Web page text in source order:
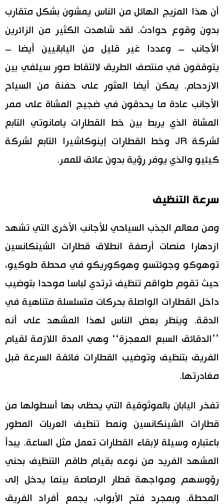
أن هذا المزيج الهائل من الناس يمشون بشكل متقارب
بدون وقوع حوادث. لقد شاهدت الكثير من الزائرين
الأجانب – وعددا غير قليل من اليابانيين أيضا –
يتوقفون في منتصف الطريق لالتقاط صور سيلفي بين
الازدحام. يمكن أيضا العثور على حفنة من السياح
الأجانب عادة ما يحدقون في ضجيج المشاة على ممر
المشاة الذي يربط بين خط القطارات يامانوتي التابع
لشركة JR وخط القطارات إينوكاشيرا التابع لشركة
كيئيو والذي يوفر رؤية بدون عائق للممر.
سرعة التنظيف
ومن معالم الجذب السياحي للأجانب الأخرى التي تشهد
ازدهارا منصات أرصفة انطلاق قطارات الشينكانسين
توهوكو وجوئتسو وهوكوريكو في محطة طوكيو،
حيث تقوم طواقم تنظيف ترتدي لباسا موحدا بتوضيب
داخل القطارات الواصلة بحركات متسلسلة متناهية في
الدقة. وينظر بعض الناس لهذا المشهد على أنه
’’الدقائق السبع المعجزة‘‘ وهي المدة اللازمة لقيام
الفريق بتنظيف وتوضيب القطارات فائقة السرعة قبل
مغادرتها.
تفخر اليابان بالموثوقية التي يحظى بها أسطولها من
قطارات الشينكانسين ونمط تنظيف العربات المطور
باعتباره وسيلة لإبقاء القطارات تعمل مثل الساعة. يبدأ
المشهد الفريد من نوعه بقيام طاقم التنظيف بحني
رؤوسهم ومواجهة قطار الرصاصة بينما يدخل إلى
المحطة. وبمجرد فتح الأبواب، يجمع أفراد الفريق